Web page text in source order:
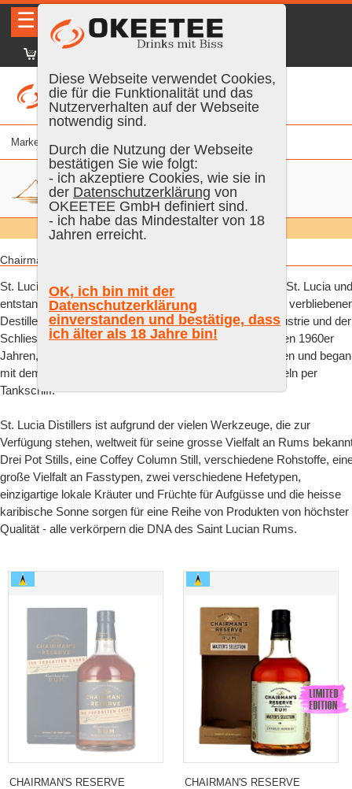
☰ DE EN | Anmelden
Marke % vol. Farbe Inhalt
Suchen: Alle
Chairman`s Reserve:
St. Lucia Distillers ist die letzte verbliebene Destillerie in St. Lucia und
entstand 1972 aus einer Fusion der beiden damals noch
Destillerien. Nach dem Zusammenbruch der Zuckerindustrie und der
Schliessung der letzten Zuckerplantage in St. Lucia in den 1960er
Jahren, musste sich St. Lucia Distillers der Zeit anpassen und
mit dem Import von Melasse von den benachbarten Inseln per
Tankschiff.
St. Lucia Distillers ist aufgrund der vielen Werkzeuge, die zur
Verfügung stehen, weltweit für seine grosse Vielfalt an Rums
Drei Pot Stills, eine Coffey Column Still, verschiedene Rohstoffe,
große Vielfalt an Fasstypen, zwei verschiedene Hefetypen,
einzigartige lokale Kräuter und Früchte für Aufgüsse und die heisse
karibische Sonne sorgen für eine Reihe von Produkten von höchster
Qualität - alle verkörpern die DNA des Saint Lucian Rums.
Chairman`s Reserve «The Forgotten Cask» Finest St.
CHAIRMAN'S RESERVE
Chairman`s Reserve
Years Old finest St. Lucia
Rum (Charles Hofer)
CHAIRMAN'S RESERVE
Diese Webseite verwendet Cookies,
die für die Funktionalität und das
Nutzerverhalten auf der Webseite
notwendig sind.
Durch die Nutzung der Webseite
bestätigen Sie wie folgt:
- ich akzeptiere Cookies, wie sie in
der Datenschutzerklärung von
OKEETEE GmbH definiert sind.
- ich habe das Mindestalter von 18
Jahren erreicht.
OK, ich bin mit der
Datenschutzerklärung
einverstanden und bestätige, dass
ich älter als 18 Jahre bin!